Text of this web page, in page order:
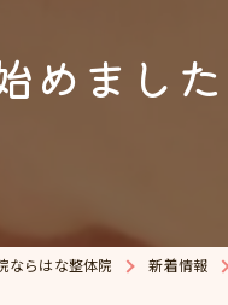
めました
ならはな整体院 新着情報